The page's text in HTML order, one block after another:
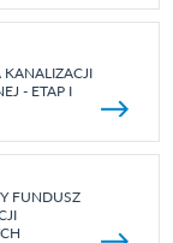
- ETAP I
FUNDUSZ